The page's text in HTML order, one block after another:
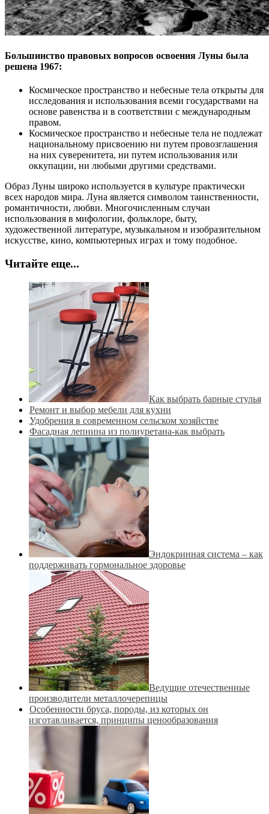
Большинство правовых вопросов освоения Луны была
решена 1967:
Космическое пространство и небесные тела открыты для
исследования и использования всеми государствами на
основе равенства и в соответствии с международным
правом.
Космическое пространство и небесные тела не подлежат
национальному присвоению ни путем провозглашения
на них суверенитета, ни путем использования или
оккупации, ни любыми другими средствами.
Образ Луны широко используется в культуре практически
всех народов мира. Луна является символом таинственности,
романтичности, любви. Многочисленным случаи
использования в мифологии, фольклоре, быту,
художественной литературе, музыкальном и изобразительном
искусстве, кино, компьютерных играх и тому подобное.
Читайте еще...
Как выбрать барные стулья
Ремонт и выбор мебели для кухни
Удобрения в современном сельском хозяйстве
Фасадная лепнина из полиуретана-как выбрать
Эндокринная система – как
поддерживать гормональное здоровье
Ведущие отечественные
производители металлочерепицы
Особенности бруса, породы, из которых он
изготавливается, принципы ценообразования